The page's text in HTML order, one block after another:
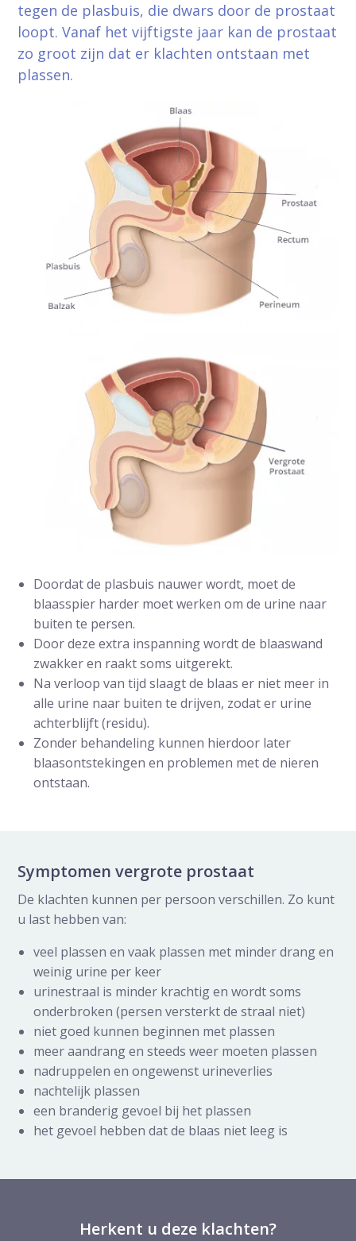
tegen de plasbuis, die dwars door de prostaat
loopt. Vanaf het vijftigste jaar kan de prostaat
zo groot zijn dat er klachten ontstaan met
plassen.
Doordat de plasbuis nauwer wordt, moet de
blaasspier harder moet werken om de urine naar
buiten te persen.
Door deze extra inspanning wordt de blaaswand
zwakker en raakt soms uitgerekt.
Na verloop van tijd slaagt de blaas er niet meer in
alle urine naar buiten te drijven, zodat er urine
achterblijft (residu).
Zonder behandeling kunnen hierdoor later
blaasontstekingen en problemen met de nieren
ontstaan.
Symptomen vergrote prostaat
De klachten kunnen per persoon verschillen. Zo kunt
u last hebben van:
veel plassen en vaak plassen met minder drang en
weinig urine per keer
urinestraal is minder krachtig en wordt soms
onderbroken (persen versterkt de straal niet)
niet goed kunnen beginnen met plassen
meer aandrang en steeds weer moeten plassen
nadruppelen en ongewenst urineverlies
nachtelijk plassen
een branderig gevoel bij het plassen
het gevoel hebben dat de blaas niet leeg is
Herkent u deze klachten?